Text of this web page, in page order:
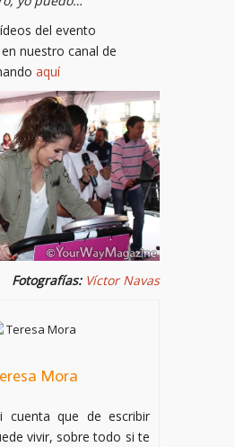
del evento
en nuestro canal de
aquí
Fotografías: Víctor Navas
Mora
cuenta que de escribir
vivir, sobre todo si te